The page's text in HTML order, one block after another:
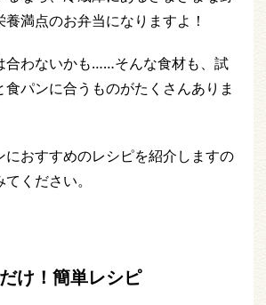
満点のお弁当になりますよ！
合わないかも……そんな食材も、試
食パンに合うものがたくさんありま
におすすめのレシピを紹介しますの
ください。
け！簡単レシピ